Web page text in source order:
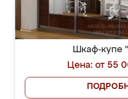
Шкаф-купе
Цена: от 55